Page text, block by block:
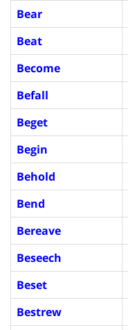
Bear
Beat
Become
Befall
Beget
Begin
Behold
Bend
Bereave
Beseech
Beset
Bestrew